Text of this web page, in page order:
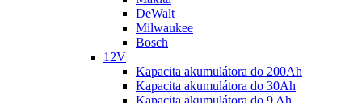
DeWalt
Milwaukee
Bosch
12V
Kapacita akumulátora do 200Ah
Kapacita akumulátora do 30Ah